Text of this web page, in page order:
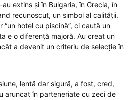
extins și în Bulgaria, în Grecia, în
recunoscut, un simbol al calității.
“un hotel cu piscină”, ci caută un
e o diferență majoră. Au creat un
a devenit un criteriu de selecție în
lentă dar sigură, a fost, cred,
aruncat în parteneriate cu zeci de